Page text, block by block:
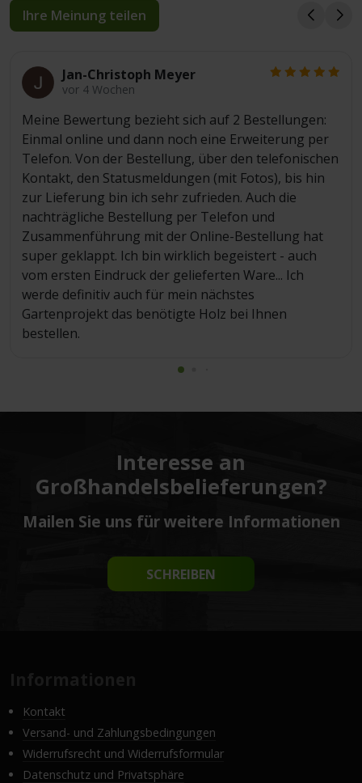
Ihre Meinung teilen
Jan-Christoph Meyer
vor 4 Wochen
Meine Bewertung bezieht sich auf 2 Bestellungen:
Einmal online und dann noch eine Erweiterung per
Telefon. Von der Bestellung, über den telefonischen
Kontakt, den Statusmeldungen (mit Fotos), bis hin
zur Lieferung bin ich sehr zufrieden. Auch die
nachträgliche Bestellung per Telefon und
Zusammenführung mit der Online-Bestellung hat
super geklappt. Ich bin wirklich begeistert - auch
vom ersten Eindruck der gelieferten Ware... Ich
werde definitiv auch für mein nächstes
Gartenprojekt das benötigte Holz bei Ihnen
bestellen.
Interesse an
Großhandelsbelieferungen?
Mailen Sie uns für weitere Informationen
SCHREIBEN
Kontakt
Versand- und Zahlungsbedingungen
Widerrufsrecht und Widerrufsformular
Datenschutz und Privatsphäre